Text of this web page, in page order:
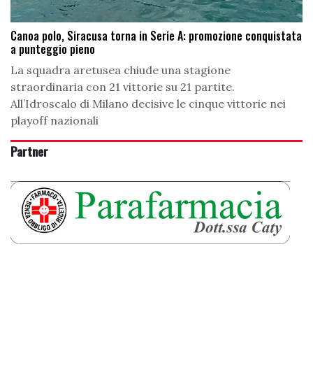
Canoa polo, Siracusa torna in Serie A: promozione conquistata
a punteggio pieno
La squadra aretusea chiude una stagione
straordinaria con 21 vittorie su 21 partite.
All’Idroscalo di Milano decisive le cinque vittorie nei
playoff nazionali
Partner